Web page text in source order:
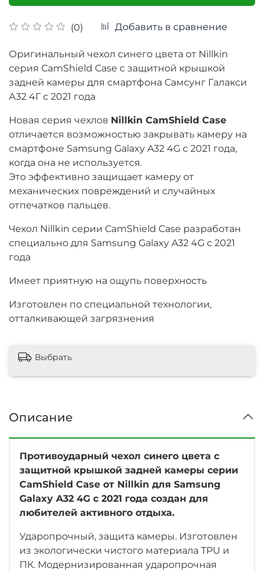
(0) Добавить в сравнение
Оригинальный чехол синего цвета от Nillkin
серия CamShield Case с защитной крышкой
задней камеры для смартфона Самсунг Галакси
А32 4Г с 2021 года
Новая серия чехлов Nillkin CamShield Case
отличается возможностью закрывать камеру на
смартфоне Samsung Galaxy A32 4G с 2021 года,
когда она не используется.
Это эффективно защищает камеру от
механических повреждений и случайных
отпечатков пальцев.
Чехол Nillkin серии CamShield Case разработан
специально для Samsung Galaxy A32 4G с 2021
года
Имеет приятную на ощупь поверхность
Изготовлен по специальной технологии,
отталкивающей загрязнения
Выбрать
Описание
Противоударный чехол синего цвета с
защитной крышкой задней камеры серии
CamShield Case от Nillkin для Samsung
Galaxy A32 4G с 2021 года создан для
любителей активного отдыха.
Ударопрочный, защита камеры. Изготовлен
из экологически чистого материала TPU и
ПК. Модернизированная ударопрочная